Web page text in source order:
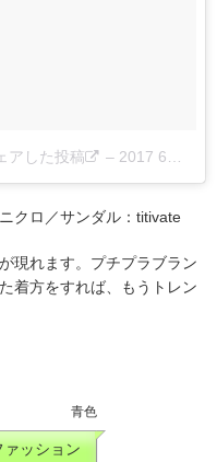
アした投稿 – 2017 6月 18 5:03午前 PDT
クロ／サンダル：titivate
現れます。プチプラブラン
着方をすれば、もうトレン
青色
ァッション